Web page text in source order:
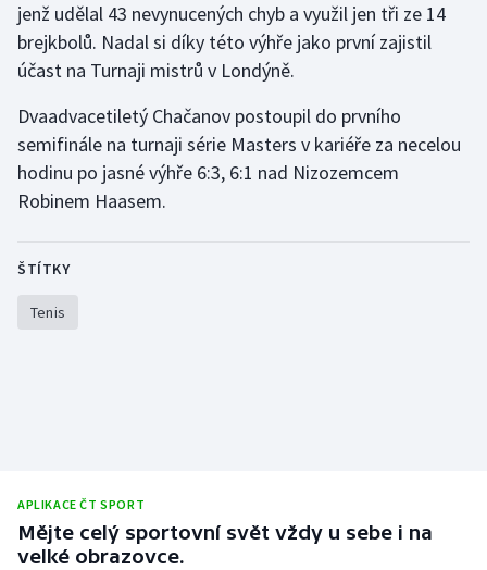
Volejbal
Ostatní
jenž udělal 43 nevynucených chyb a využil jen tři ze 14
brejkbolů. Nadal si díky této výhře jako první zajistil
účast na Turnaji mistrů v Londýně.
Dvaadvacetiletý Chačanov postoupil do prvního
semifinále na turnaji série Masters v kariéře za necelou
hodinu po jasné výhře 6:3, 6:1 nad Nizozemcem
Robinem Haasem.
ŠTÍTKY
Tenis
APLIKACE ČT SPORT
Mějte celý sportovní svět vždy u sebe i na
velké obrazovce.